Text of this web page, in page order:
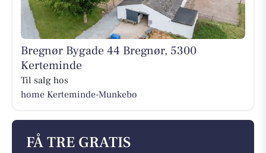
Bregnør Bygade 44 Bregnør, 5300
Kerteminde
Til salg hos
home Kerteminde-Munkebo
FÅ TRE GRATIS